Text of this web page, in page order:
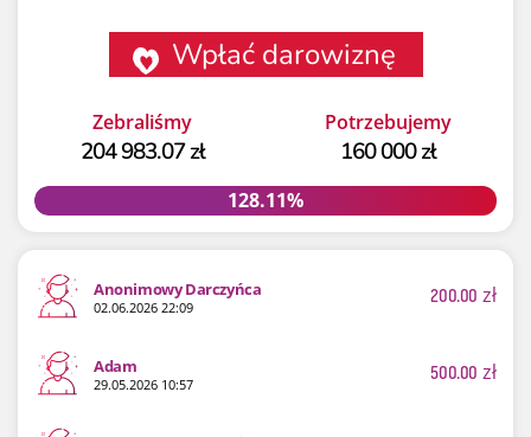
Wpłać darowiznę
Zebraliśmy
204 983.07 zł
Potrzebujemy
160 000 zł
128.11%
128.11%
Anonimowy Darczyńca
02.06.2026 22:09 200.00 zł
Adam
29.05.2026 10:57 500.00 zł